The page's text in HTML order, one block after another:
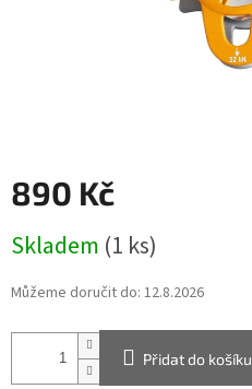
890 Kč
cena:
Skladem (1 ks)
Můžeme doručit do: 12.8.2026
Přidat do košíku